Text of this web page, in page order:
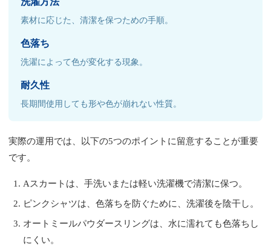
素材に応じた、清潔を保つための手順。
色落ち
洗濯によって色が変化する現象。
耐久性
長期間使用しても形や色が崩れない性質。
実際の運用では、以下の5つのポイントに留意することが重要
です。
Aスカートは、手洗いまたは軽い洗濯機で清潔に保つ。
ピンクシャツは、色落ちを防ぐために、洗濯後を陰干し。
オートミールパウダースリングは、水に濡れても色落ちし
にくい。